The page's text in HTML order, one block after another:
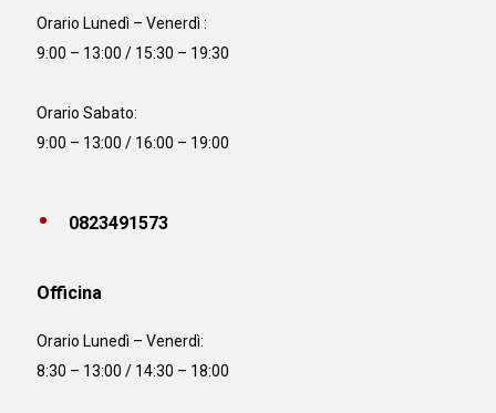
Orario Lunedì – Venerdì :
9:00 – 13:00 / 15:30 – 19:30
Orario Sabato:
9:00 – 13:00 / 16:00 – 19:00
0823491573
Officina
Orario Lunedì – Venerdì:
8:30 – 13:00 / 14:30 – 18:00